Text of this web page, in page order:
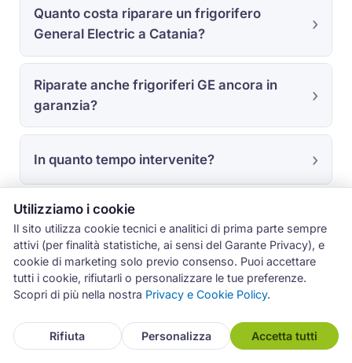
Quanto costa riparare un frigorifero
General Electric a Catania?
Riparate anche frigoriferi GE ancora in
garanzia?
In quanto tempo intervenite?
Il mio side-by-side perde acqua sul
pavimento: si può risolvere?
Trovate i ricambi per i frigoriferi GE
americani anche se sono vecchi?
Utilizziamo i cookie
Il sito utilizza cookie tecnici e analitici di prima parte sempre
attivi (per finalità statistiche, ai sensi del Garante Privacy), e
cookie di marketing solo previo consenso. Puoi accettare
tutti i cookie, rifiutarli o personalizzare le tue preferenze.
Scopri di più nella nostra Privacy e Cookie Policy.
Rifiuta Personalizza Accetta tutti